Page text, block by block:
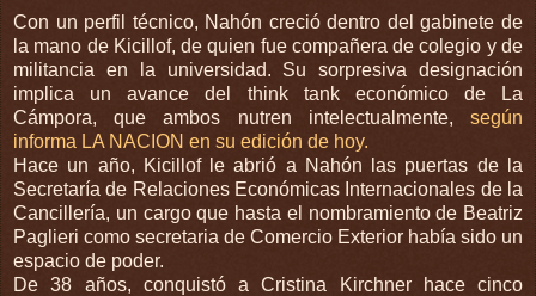
Con un perfil técnico, Nahón creció dentro del gabinete de
la mano de Kicillof, de quien fue compañera de colegio y de
militancia en la universidad. Su sorpresiva designación
implica un avance del think tank económico de La
Cámpora, que ambos nutren intelectualmente, según
informa LA NACION en su edición de hoy.
Hace un año, Kicillof le abrió a Nahón las puertas de la
Secretaría de Relaciones Económicas Internacionales de la
Cancillería, un cargo que hasta el nombramiento de Beatriz
Paglieri como secretaria de Comercio Exterior había sido un
espacio de poder.
De 38 años, conquistó a Cristina Kirchner hace cinco